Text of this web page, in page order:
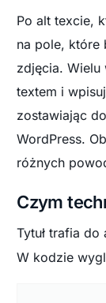
Po alt texcie,
na pole, które
zdjęcia. Wielu
textem i
zostawiając
WordPress.
różnych
Czym
Tytuł trafia do
W kodzie